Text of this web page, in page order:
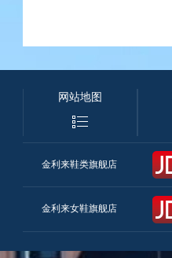
网站地图
金利来鞋类旗舰店
金利来女鞋旗舰店